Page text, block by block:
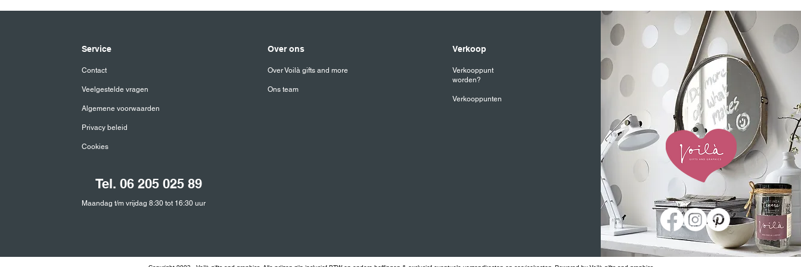
ontvangt, maar hij zal er niet precies uit zien als deze op de foto.
Service
Contact
Veelgestelde vragen
Algemene voorwaarden
Privacy beleid
Cookies
Over ons
Over Voilà gifts and more
Ons team
Verkoop
Verkooppunt
worden?
Verkooppunten
Tel. 06 205 025 89
Maandag t/m vrijdag 8:30 tot 16:30 uur